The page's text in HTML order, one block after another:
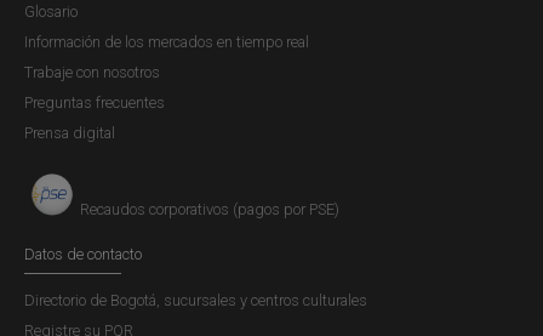
Recuerde que los billetes de alta
denominación son los de:
100.000 pesos,
50.000 pesos,
20.000 pesos y
10.000 pesos.
Glosario
Información de los mercados en tiempo real
Trabaje con nosotros
Preguntas frecuentes
Prensa digital
Recaudos corporativos (pagos por PSE)
Datos de contacto
Directorio de Bogotá, sucursales y centros culturales
Registre su PQR